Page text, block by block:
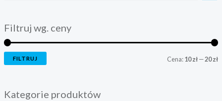
Filtruj wg. ceny
FILTRUJ Cena:10 zł—20 zł
Kategorie produktów